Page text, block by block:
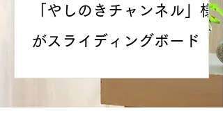
「やしのきチャンネル」様
がスライディングボード
「Neo」の動画をアップし
てくださいました